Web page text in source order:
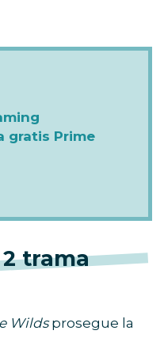
gratis Prime
trama
Wildsprosegue la